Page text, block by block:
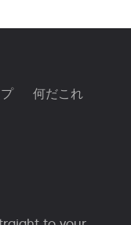
何だこれ